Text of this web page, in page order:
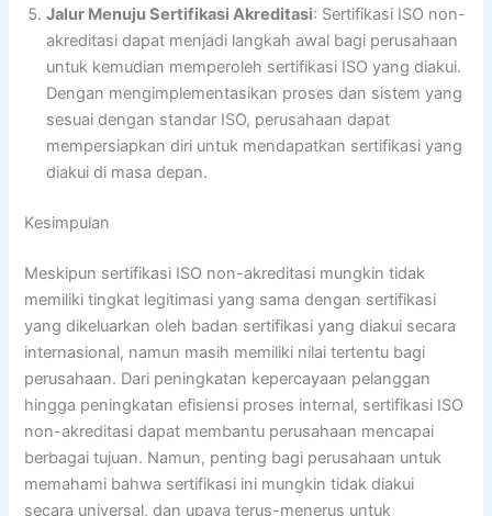
Jalur Menuju Sertifikasi Akreditasi: Sertifikasi ISO non-
akreditasi dapat menjadi langkah awal bagi perusahaan
untuk kemudian memperoleh sertifikasi ISO yang diakui.
Dengan mengimplementasikan proses dan sistem yang
sesuai dengan standar ISO, perusahaan dapat
mempersiapkan diri untuk mendapatkan sertifikasi yang
diakui di masa depan.
Kesimpulan
Meskipun sertifikasi ISO non-akreditasi mungkin tidak
memiliki tingkat legitimasi yang sama dengan sertifikasi
yang dikeluarkan oleh badan sertifikasi yang diakui secara
internasional, namun masih memiliki nilai tertentu bagi
perusahaan. Dari peningkatan kepercayaan pelanggan
hingga peningkatan efisiensi proses internal, sertifikasi ISO
non-akreditasi dapat membantu perusahaan mencapai
berbagai tujuan. Namun, penting bagi perusahaan untuk
memahami bahwa sertifikasi ini mungkin tidak diakui
secara universal, dan upaya terus-menerus untuk